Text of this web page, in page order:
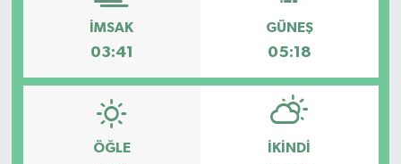
İMSAK
03:41
GÜNEŞ
05:18
ÖĞLE İKINDI